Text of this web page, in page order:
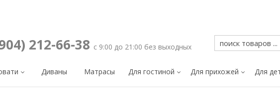
212-66-38 с 9:00 до 21:00 без выходных
Диваны Матрасы Для гостиной Для прихожей Для